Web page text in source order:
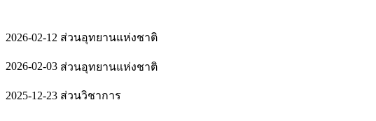
2026-02-12 ส่วนอุทยานแห่งชาติ
2026-02-03 ส่วนอุทยานแห่งชาติ
2025-12-23 ส่วนวิชาการ